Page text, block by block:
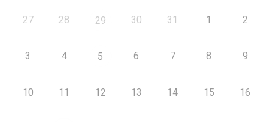
27 28 29 30 31 1 2
3 4 5 6 7 8 9
10 11 12 13 14 15 16